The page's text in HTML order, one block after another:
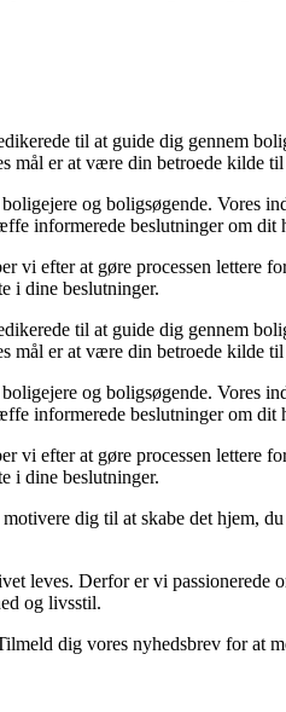
til at guide dig gennem
mål er at være din betroede kilde
og boligsøgende. Vores
informerede beslutninger om dit
efter at gøre processen lettere
i dine beslutninger.
til at guide dig gennem
mål er at være din betroede kilde
og boligsøgende. Vores
informerede beslutninger om dit
efter at gøre processen lettere
i dine beslutninger.
dig til at skabe det hjem,
leves. Derfor er vi
og livsstil.
dig vores nyhedsbrev for at